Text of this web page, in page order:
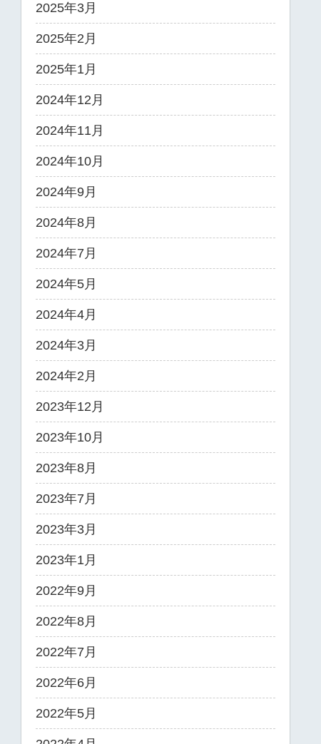
2025年3月
2025年2月
2025年1月
2024年12月
2024年11月
2024年10月
2024年9月
2024年8月
2024年7月
2024年5月
2024年4月
2024年3月
2024年2月
2023年12月
2023年10月
2023年8月
2023年7月
2023年3月
2023年1月
2022年9月
2022年8月
2022年7月
2022年6月
2022年5月